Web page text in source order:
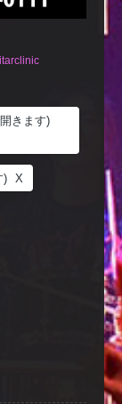
きます)
) X